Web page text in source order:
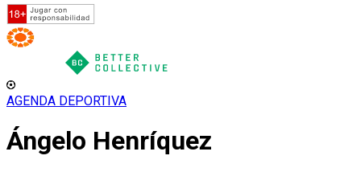
AGENDA DEPORTIVA
Ángelo Henríquez